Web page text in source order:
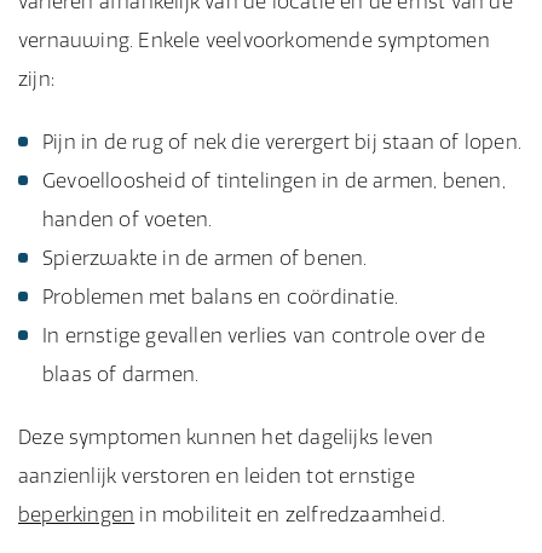
vernauwing. Enkele veelvoorkomende symptomen
zijn:
Pijn in de rug of nek die verergert bij staan of lopen.
Gevoelloosheid of tintelingen in de armen, benen,
handen of voeten.
Spierzwakte in de armen of benen.
Problemen met balans en coördinatie.
In ernstige gevallen verlies van controle over de
blaas of darmen.
Deze symptomen kunnen het dagelijks leven
aanzienlijk verstoren en leiden tot ernstige
beperkingen in mobiliteit en zelfredzaamheid.